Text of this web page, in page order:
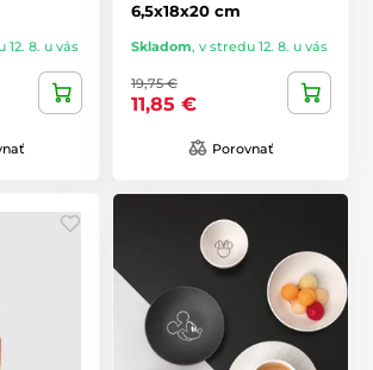
12. 8. u vás
6,5x18x20 cm
Skladom, v stredu 12. 8. u vás
19,75 €
11,85 €
Porovnať